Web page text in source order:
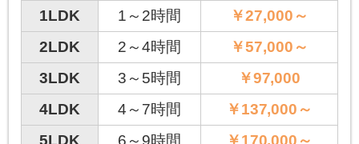
1LDK
1～2時間
￥27,000～
2LDK
2～4時間
￥57,000～
3LDK
3～5時間
￥97,000
4LDK
4～7時間
￥137,000～